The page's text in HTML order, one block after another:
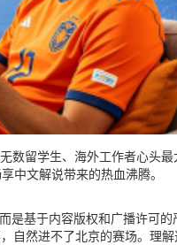
数留学生、海外工作者心头
中文解说带来的热血沸腾。
是基于内容版权和广播许可
然进不了北京的赛场。理解